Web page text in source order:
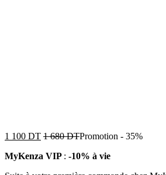
1 100 DT 1 680DTPromotion - 35%
MyKenza VIP : -10% à vie